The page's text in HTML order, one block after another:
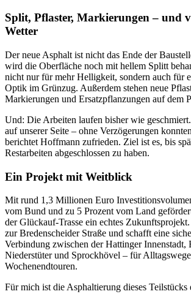
Split, Pflaster, Markierungen – und
Wetter
Der neue Asphalt ist nicht das Ende der
wird die Oberfläche noch mit hellem Splitt
nicht nur für mehr Helligkeit, sondern auch für
Optik im Grünzug. Außerdem stehen neue
Markierungen und Ersatzpflanzungen auf dem
Und: Die Arbeiten laufen bisher wie
auf unserer Seite – ohne Verzögerungen
berichtet Hoffmann zufrieden. Ziel ist es, bis
Restarbeiten abgeschlossen zu haben.
Ein Projekt mit Weitblick
Mit rund 1,3 Millionen Euro
vom Bund und zu 5 Prozent vom Land
der Glückauf-Trasse ein echtes
zur Bredenscheider Straße und schafft eine
Verbindung zwischen der Hattinger Innenstadt,
Niederstüter und Sprockhövel – für
Wochenendtouren.
Für mich ist die Asphaltierung dieses